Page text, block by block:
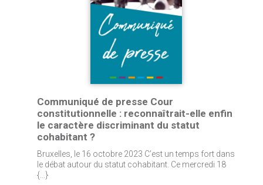
Communiqué de presse Cour
constitutionnelle : reconnaîtrait-elle enfin
le caractère discriminant du statut
cohabitant ?
Bruxelles, le 16 octobre 2023 C’est un temps fort dans
le débat autour du statut cohabitant. Ce mercredi 18
{...}